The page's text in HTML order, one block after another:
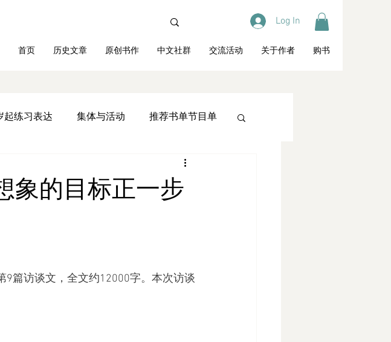
Log In
首页 历史文章 原创书作 中文社群 交流活动 关于作者 购书
起练习表达 集体与活动 推荐书单节目单
访谈专栏
象的目标正一步
篇访谈文，全文约12000字。本次访谈